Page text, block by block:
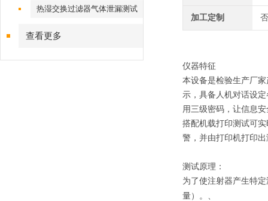
热湿交换过滤器气体泄漏测试
查看更多
加工定制 否
仪器特征
本设备是检验生产厂
示，具备人机对话设
用三级密码，让信息
搭配机载打印测试可
警，并由打印机打印
测试原理：
为了使注射器产生特
量） 。、